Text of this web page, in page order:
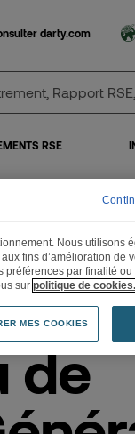
darty.com
RSE
de
Nous utilisons
fins d’amélioration de
préférences par finalité
sur politique de cookies.
MES COOKIES